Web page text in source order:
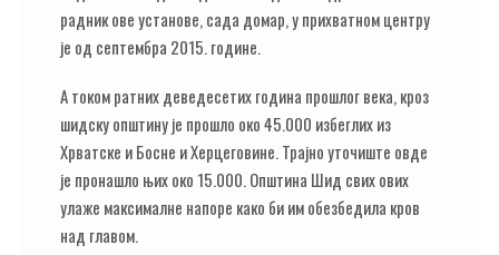
радник ове установе, сада домар, у прихватном центру
је од септембра 2015. године.
А током ратних деведесетих година прошлог века, кроз
шидску општину је прошло око 45.000 избеглих из
Хрватске и Босне и Херцеговине. Трајно уточиште овде
је пронашло њих око 15.000. Општина Шид свих ових
улаже максималне напоре како би им обезбедила кров
над главом.